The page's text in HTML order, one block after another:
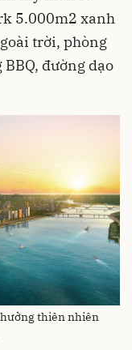
5.000m2 xanh
trời, phòng
đường dạo
hưởng thiên nhiên